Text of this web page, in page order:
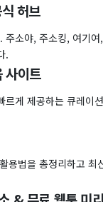
허브
주소야, 주소킹, 여기
.
사이트
게 제공하는 큐레이
용법을 총정리하고